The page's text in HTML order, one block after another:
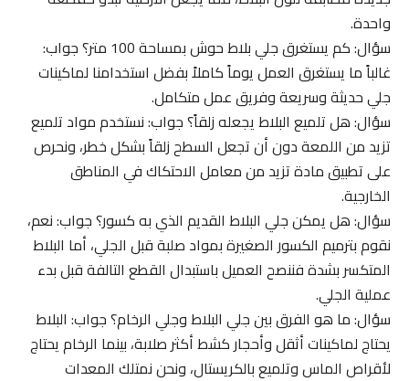
واحدة.
سؤال: كم يستغرق جلي بلاط حوش بمساحة 100 متر؟ جواب:
غالباً ما يستغرق العمل يوماً كاملاً بفضل استخدامنا لماكينات
جلي حديثة وسريعة وفريق عمل متكامل.
سؤال: هل تلميع البلاط يجعله زلقاً؟ جواب: نستخدم مواد تلميع
تزيد من اللمعة دون أن تجعل السطح زلقاً بشكل خطر، ونحرص
على تطبيق مادة تزيد من معامل الاحتكاك في المناطق
الخارجية.
سؤال: هل يمكن جلي البلاط القديم الذي به كسور؟ جواب: نعم،
نقوم بترميم الكسور الصغيرة بمواد صلبة قبل الجلي، أما البلاط
المتكسر بشدة فننصح العميل باستبدال القطع التالفة قبل بدء
عملية الجلي.
سؤال: ما هو الفرق بين جلي البلاط وجلي الرخام؟ جواب: البلاط
يحتاج لماكينات أثقل وأحجار كشط أكثر صلابة، بينما الرخام يحتاج
لأقراص الماس وتلميع بالكريستال، ونحن نمتلك المعدات